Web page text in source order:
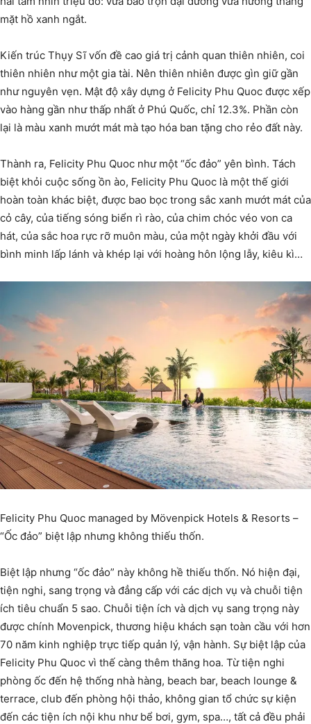
mặt hồ xanh ngắt.
Kiến trúc Thụy Sĩ vốn đề cao giá trị cảnh quan thiên nhiên, coi
thiên nhiên như một gia tài. Nên thiên nhiên được gìn giữ gần
như nguyên vẹn. Mật độ xây dựng ở Felicity Phu Quoc được xếp
vào hàng gần như thấp nhất ở Phú Quốc, chỉ 12.3%. Phần còn
lại là màu xanh mướt mát mà tạo hóa ban tặng cho rẻo đất này.
Thành ra, Felicity Phu Quoc như một “ốc đảo” yên bình. Tách
biệt khỏi cuộc sống ồn ào, Felicity Phu Quoc là một thế giới
hoàn toàn khác biệt, được bao bọc trong sắc xanh mướt mát của
cỏ cây, của tiếng sóng biển rì rào, của chim chóc véo von ca
hát, của sắc hoa rực rỡ muôn màu, của một ngày khởi đầu với
bình minh lấp lánh và khép lại với hoàng hôn lộng lẫy, kiêu kì…
Felicity Phu Quoc managed by Mövenpick Hotels & Resorts –
“Ốc đảo” biệt lập nhưng không thiếu thốn.
Biệt lập nhưng “ốc đảo” này không hề thiếu thốn. Nó hiện đại,
tiện nghi, sang trọng và đẳng cấp với các dịch vụ và chuỗi tiện
ích tiêu chuẩn 5 sao. Chuỗi tiện ích và dịch vụ sang trọng này
được chính Movenpick, thương hiệu khách sạn toàn cầu với hơn
70 năm kinh nghiệp trực tiếp quản lý, vận hành. Sự biệt lập của
Felicity Phu Quoc vì thế càng thêm thăng hoa. Từ tiện nghi
phòng ốc đến hệ thống nhà hàng, beach bar, beach lounge &
terrace, club đến phòng hội thảo, không gian tổ chức sự kiện
đến các tiện ích nội khu như bể bơi, gym, spa…, tất cả đều phải